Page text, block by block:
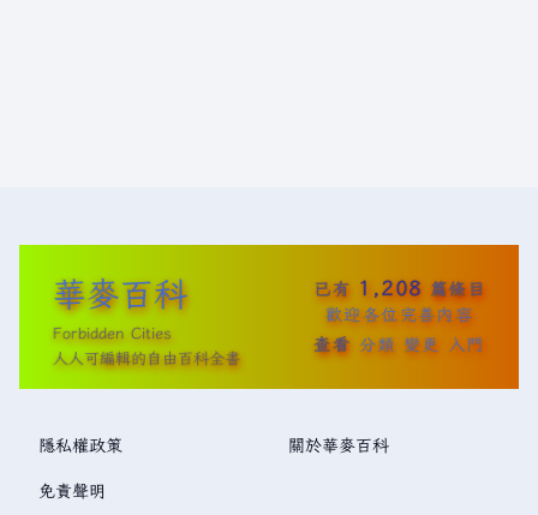
華麥百科
Forbidden Cities
人人可編輯的自由百科全書
已有 1,208 篇條目
歡迎各位完善內容
查看 分類 變更 入門
隱私權政策 關於華麥百科
免責聲明